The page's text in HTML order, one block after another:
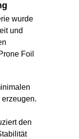
wurde
und
Foil
den